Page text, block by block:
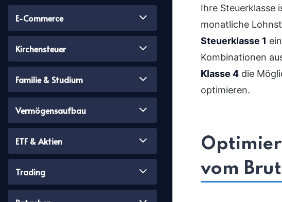
E-Commerce
Kirchensteuer
Familie & Studium
Vermögensaufbau
ETF & Aktien
Trading
Ihre Steuerklasse
monatliche
Steuerklasse 1
Kombinationen
Klasse 4 die
optimieren.
vom